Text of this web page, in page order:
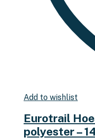
Add to wishlist
Eurotrail
polyester –